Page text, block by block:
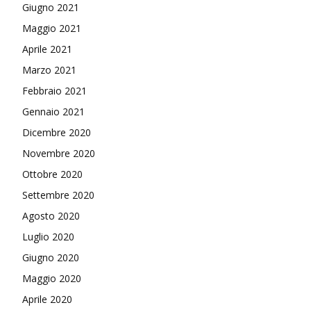
Giugno 2021
Maggio 2021
Aprile 2021
Marzo 2021
Febbraio 2021
Gennaio 2021
Dicembre 2020
Novembre 2020
Ottobre 2020
Settembre 2020
Agosto 2020
Luglio 2020
Giugno 2020
Maggio 2020
Aprile 2020